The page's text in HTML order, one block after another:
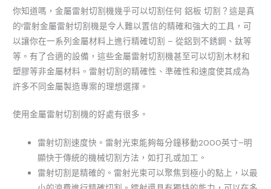
你知道嗎，金屬雷射切割機幾乎可以切割任何 鋁板 切割？這是真
的!雷射金屬雷射切割機是令人難以置信的精確和強大的工具，可
以讓你在一系列金屬材料上進行精確切割 – 從鋁到不銹鋼、鈦等
等。有了合適的設備，這些金屬雷射切割機甚至可以切割木材和
塑膠等非金屬材料。雷射切割的精確性、準確性和速度使其成為
許多不同金屬製造專案的理想選擇。
使用金屬雷射切割機的好處有很多。
雷射切割速度快。雷射光束能夠每分鐘移動2000英寸–明
顯快于傳統的機械切割方法，如打孔或加工。
雷射切割是精確的。雷射光束可以聚焦到極小的點上，以最